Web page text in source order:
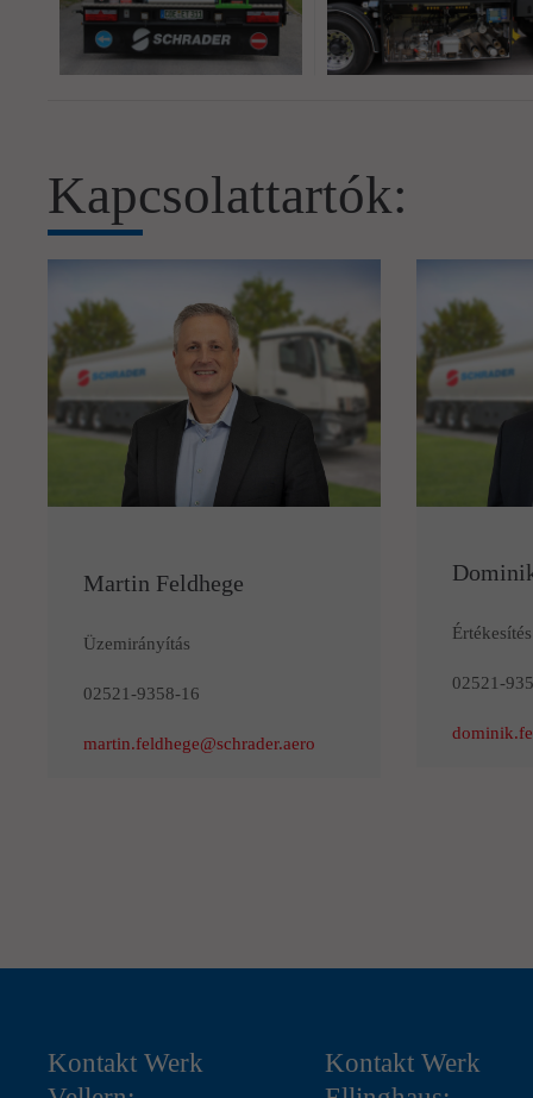
Kapcsolattartók:
Martin Feldhege
Üzemirányítás
02521-9358-16
martin.feldhege@schrader.aero
Értékesítés
02521-
Kontakt Werk
Kontakt Werk